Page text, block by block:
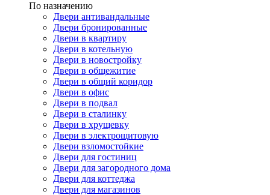
По назначению
Двери антивандальные
Двери бронированные
Двери в квартиру
Двери в котельную
Двери в новостройку
Двери в общежитие
Двери в общий коридор
Двери в офис
Двери в подвал
Двери в сталинку
Двери в хрущевку
Двери в электрощитовую
Двери взломостойкие
Двери для гостиниц
Двери для загородного дома
Двери для коттеджа
Двери для магазинов